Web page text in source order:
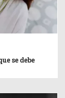
se debe